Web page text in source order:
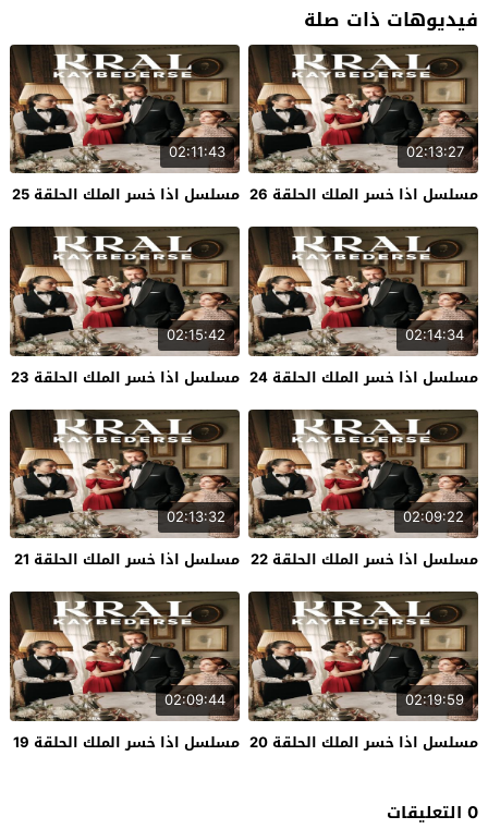
فيديوهات ذات صلة
02:13:27
مسلسل اذا خسر الملك الحلقة 26
02:11:43
مسلسل اذا خسر الملك الحلقة 25
02:14:34
مسلسل اذا خسر الملك الحلقة 24
02:15:42
مسلسل اذا خسر الملك الحلقة 23
02:09:22
مسلسل اذا خسر الملك الحلقة 22
02:13:32
مسلسل اذا خسر الملك الحلقة 21
02:19:59
مسلسل اذا خسر الملك الحلقة 20
02:09:44
مسلسل اذا خسر الملك الحلقة 19
0 التعليقات